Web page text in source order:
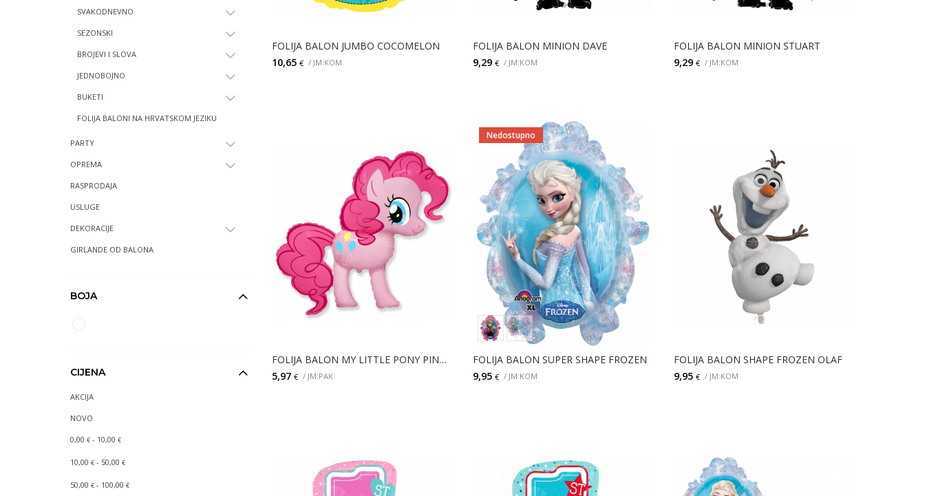
SVAKODNEVNO
SEZONSKI
BROJEVI I SLOVA
JEDNOBOJNO
BUKETI
FOLIJA BALONI NA HRVATSKOM JEZIKU
PARTY
OPREMA
RASPRODAJA
USLUGE
DEKORACIJE
GIRLANDE OD BALONA
BOJA
CIJENA
AKCIJA
NOVO
0,00 € - 10,00 €
10,00 € - 50,00 €
50,00 € - 100,00 €
FOLIJA BALON JUMBO COCOMELON
10,65 € / JM:KOM
FOLIJA BALON MINION DAVE
9,29 € / JM:KOM
FOLIJA BALON MINION STUART
9,29€ / JM:KOM
FOLIJA BALON MY LITTLE PONY PINKIE PIE PK
5,97 € / JM:PAK
Nedostupno
FOLIJA BALON SUPER SHAPE FROZEN
9,95 € / JM:KOM
FOLIJA BALON SHAPE FROZEN OLAF
9,95€ / JM:KOM